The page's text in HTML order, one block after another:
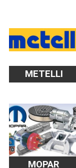
METELLI
MOPAR